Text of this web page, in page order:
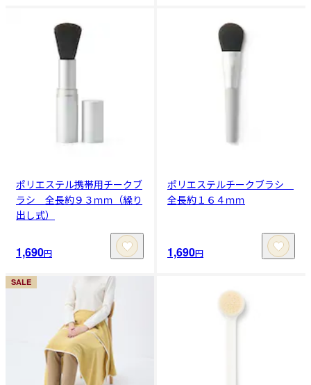
ポリエステル携帯用チークブ
ラシ 全長約９３ｍｍ（繰り
出し式）
1,690円
ポリエステルチークブラシ
全長約１６４ｍｍ
1,690円
SALE